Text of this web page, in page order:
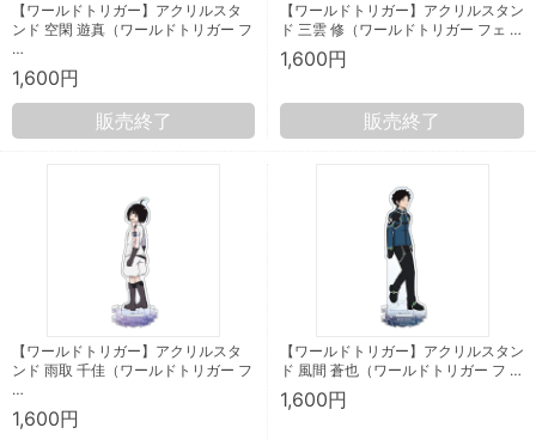
【ワールドトリガー】アクリルスタ
ンド 空閑 遊真（ワールドトリガー フ
…
1,600円
販売終了
【ワールドトリガー】アクリルスタン
ド 三雲 修（ワールドトリガー フェ …
1,600円
販売終了
【ワールドトリガー】アクリルスタ
ンド 雨取 千佳（ワールドトリガー フ
…
1,600円
【ワールドトリガー】アクリルスタン
ド 風間 蒼也（ワールドトリガー フ …
1,600円